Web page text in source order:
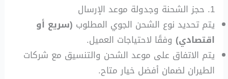
1. حجز الشحنة وجدولة موعد الإرسال
يتم تحديد نوع الشحن الجوي المطلوب (سريع أو
اقتصادي) وفقًا لاحتياجات العميل.
يتم الاتفاق على موعد الشحن والتنسيق مع شركات
الطيران لضمان أفضل خيار متاح.